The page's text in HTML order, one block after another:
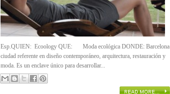
Esp.QUIEN: Ecoology QUE: Moda ecológica DONDE: Barcelona
ciudad referente en diseño contemporáneo, arquitectura, restauración y
moda. Es un enclave único para desarrollar...